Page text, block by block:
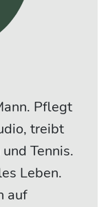
Pflegt
treibt
Tennis.
Leben.
auf